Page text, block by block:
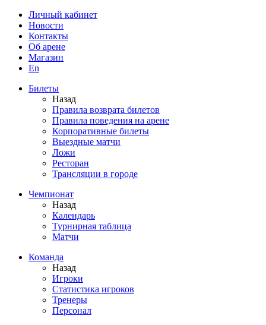
Личный кабинет
Новости
Контакты
Об арене
Магазин
En
Билеты
Назад
Правила возврата билетов
Правила поведения на арене
Корпоративные билеты
Выездные матчи
Ложи
Ресторан
Трансляции в городе
Чемпионат
Назад
Календарь
Турнирная таблица
Матчи
Команда
Назад
Игроки
Статистика игроков
Тренеры
Персонал